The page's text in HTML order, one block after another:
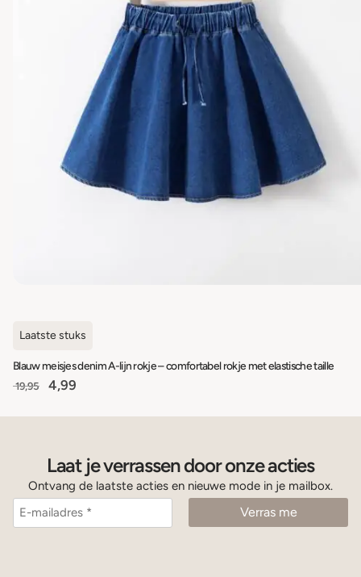
Laatste stuks
Blauw meisjes denim A-lijn rokje – comfortabel rokje met elastische taille
19,95 4,99
Laat je verrassen door onze acties
Ontvang de laatste acties en nieuwe mode in je mailbox.